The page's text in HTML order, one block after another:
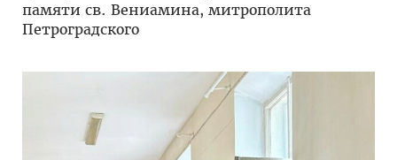
памяти св. Вениамина, митрополита
Петроградского